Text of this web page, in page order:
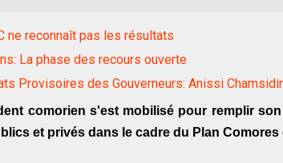
ne reconnaît pas les résultats
La phase des recours ouverte
Provisoires des Gouverneurs: Anissi
comorien s'est mobilisé pour remplir
et privés dans le cadre du Plan Comores